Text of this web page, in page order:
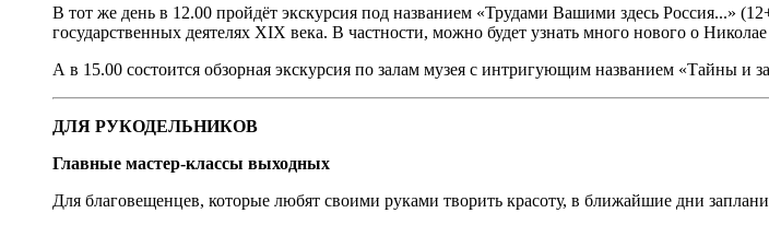
В тот же день в 12.00 пройдёт экскурсия под названием «Трудами Вашими здесь Россия...»
государственных деятелях XIX века. В частности, можно будет узнать много нового о
А в 15.00 состоится обзорная экскурсия по залам музея с интригующим названием «Тайны и
ДЛЯ РУКОДЕЛЬНИКОВ
Главные мастер-классы выходных
Для благовещенцев, которые любят своими руками творить красоту, в ближайшие дни